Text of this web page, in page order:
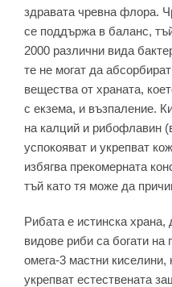
здравата чревна флора.
се поддържа в баланс,
2000 различни вида
те не могат да
вещества от храната,
с екзема, и възпаление.
на калций и рибофлавин
успокояват и укрепват
избягва прекомерната
тъй като тя може да
Рибата е истинска
видове риби са богати на
омега-3 мастни киселини,
укрепват естествената